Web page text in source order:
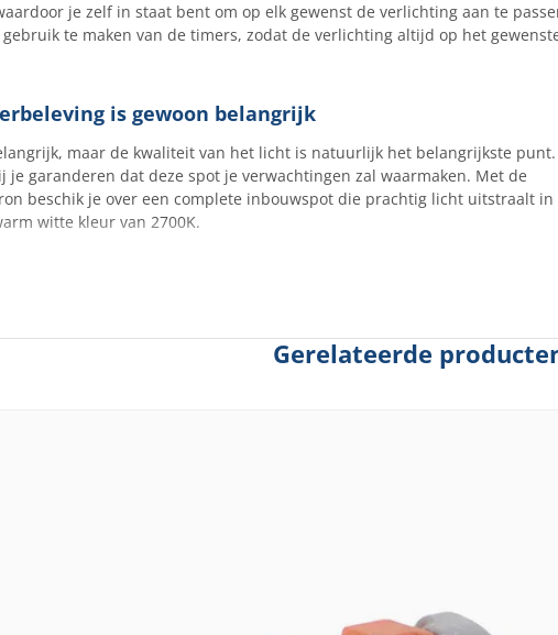
je zelf in staat bent om op elk gewenst de verlichting aan te
te maken van de timers, zodat de verlichting altijd op het
is gewoon belangrijk
maar de kwaliteit van het licht is natuurlijk het belangrijkste
je garanderen dat deze spot je verwachtingen zal waarmaken. Met de
beschik je over een complete inbouwspot die prachtig licht uitstraalt in
witte kleur van 2700K.
Gerelateerde